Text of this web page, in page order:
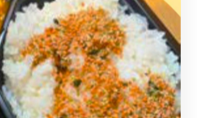
2026/06/12
🥕✨野菜詰め放題イベント✨🥕